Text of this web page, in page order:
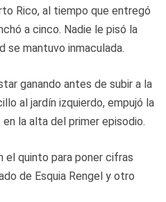
Rico, al tiempo que entregó
a cinco. Nadie le pisó la
se mantuvo inmaculada.
ganando antes de subir a la
al jardín izquierdo, empujó la
la alta del primer episodio.
el quinto para poner cifras
de Esquia Rengel y otro